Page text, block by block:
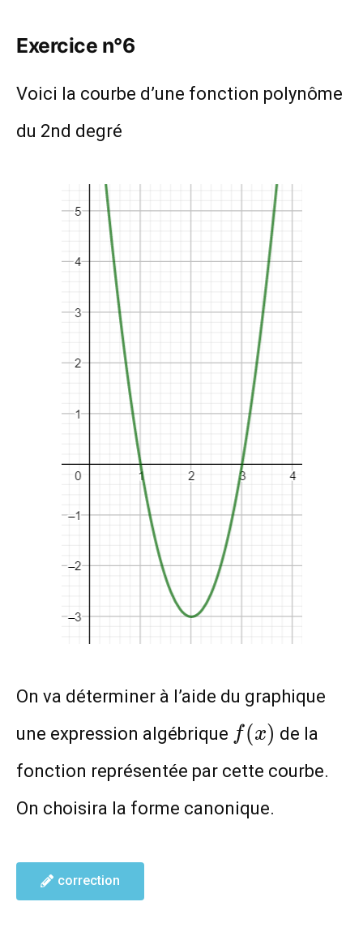
Exercice n°6
Voici la courbe d’une fonction polynôme
du 2nd degré
On va déterminer à l’aide du graphique
une expression algébrique f(x)
f (x) de la
fonction représentée par cette courbe.
On choisira la forme canonique.
correction